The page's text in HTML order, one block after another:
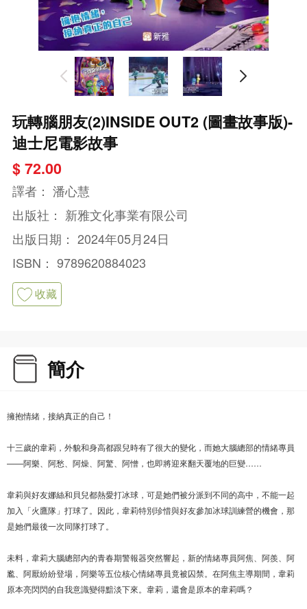
玩轉腦朋友(2)INSIDE OUT2 (圖畫故事版)-
迪士尼電影故事
$ 72.00
譯者： 潘心慧
出版社： 新雅文化事業有限公司
出版日期： 2024年05月24日
ISBN： 9789620884023
收藏
簡介
擁抱情緒，接納真正的自己！
十三歲的韋莉，外貌和身高都跟兒時有了很大的變化，而她大腦總部的情緒專員
——阿樂、阿愁、阿燥、阿驚、阿憎，也即將迎來翻天覆地的巨變……
韋莉與好友娜絲和貝兒都熱愛打冰球，可是她們被分派到不同的高中，不能一起
加入「火鷹隊」打球了。因此，韋莉特別珍惜與好友參加冰球訓練營的機會，那
是她們最後一次同隊打球了。
未料，韋莉大腦總部內的青春期警報器突然響起，新的情緒專員阿焦、阿羨、阿
尷、阿厭紛紛登場，阿樂等五位核心情緒專員竟被囚禁。在阿焦主導期間，韋莉
原本亮閃閃的自我意識變得黯淡下來。韋莉，還會是原本的韋莉嗎？